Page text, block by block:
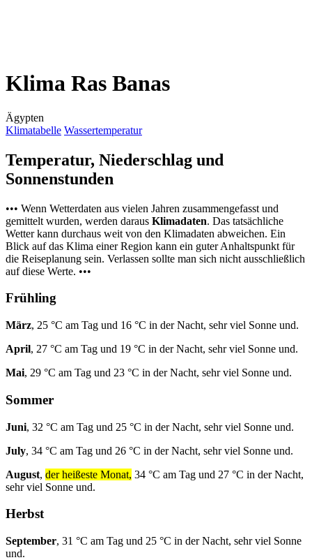
Klima Ras Banas
Ägypten
Klimatabelle Wassertemperatur
Temperatur, Niederschlag und
Sonnenstunden
••• Wenn Wetterdaten aus vielen Jahren zusammengefasst und
gemittelt wurden, werden daraus Klimadaten. Das tatsächliche
Wetter kann durchaus weit von den Klimadaten abweichen. Ein
Blick auf das Klima einer Region kann ein guter Anhaltspunkt für
die Reiseplanung sein. Verlassen sollte man sich nicht ausschließlich
auf diese Werte. •••
Frühling
März, 25 °C am Tag und 16 °C in der Nacht, sehr viel Sonne und.
April, 27 °C am Tag und 19 °C in der Nacht, sehr viel Sonne und.
Mai, 29 °C am Tag und 23 °C in der Nacht, sehr viel Sonne und.
Sommer
Juni, 32 °C am Tag und 25 °C in der Nacht, sehr viel Sonne und.
July, 34 °C am Tag und 26 °C in der Nacht, sehr viel Sonne und.
August, der heißeste Monat, 34 °C am Tag und 27 °C in der Nacht,
sehr viel Sonne und.
Herbst
September, 31 °C am Tag und 25 °C in der Nacht, sehr viel Sonne
und.